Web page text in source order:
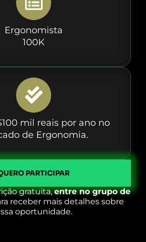
Ergonomista
100K
mil reais por ano no
de Ergonomia.
PARTICIPAR
gratuita,entre no grupo de
receber mais detalhes sobre
oportunidade.